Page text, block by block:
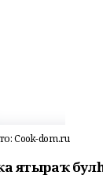
Cook-dom.ru
ятыраҡ